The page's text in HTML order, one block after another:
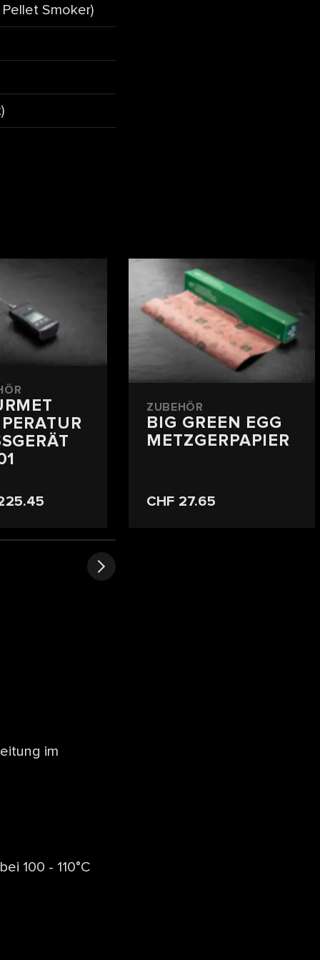
Smoker)
ZUBEHÖR
BIG GREEN EGG
METZGERPAPIER
CHF 27.65
im
100 - 110°C